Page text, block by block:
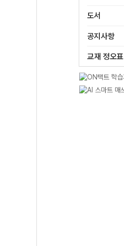
도서
공지사항
교재 정오표